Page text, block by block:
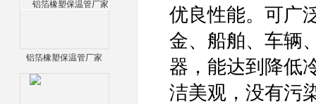
铝箔橡塑保温管厂家
优良性能。可广
金、船舶、车辆
器，能达到降低
洁美观，没有污